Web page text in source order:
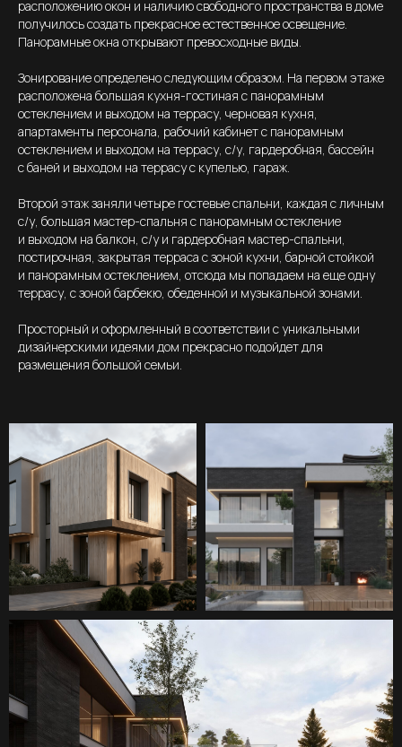
расположению окон и наличию свободного пространства в доме
получилось создать прекрасное естественное освещение.
Панорамные окна открывают превосходные виды.
Зонирование определено следующим образом. На первом этаже
расположена большая кухня-гостиная с панорамным
остеклением и выходом на террасу, черновая кухня,
апартаменты персонала, рабочий кабинет с панорамным
остеклением и выходом на террасу, с/у, гардеробная, бассейн
с баней и выходом на террасу с купелью, гараж.
Второй этаж заняли четыре гостевые спальни, каждая с личным
с/у, большая мастер-спальня с панорамным остекление
и выходом на балкон, с/у и гардеробная мастер-спальни,
постирочная, закрытая терраса с зоной кухни, барной стойкой
и панорамным остеклением, отсюда мы попадаем на еще одну
террасу, с зоной барбекю, обеденной и музыкальной зонами.
Просторный и оформленный в соответствии с уникальными
дизайнерскими идеями дом прекрасно подойдет для
размещения большой семьи.
для обсуждения
проекта вашего
дома
Я даюсогласие на обработку своих
персональных данных в соответствии
с Политикой обработки
Отправить
myearch@yandex.ru
email